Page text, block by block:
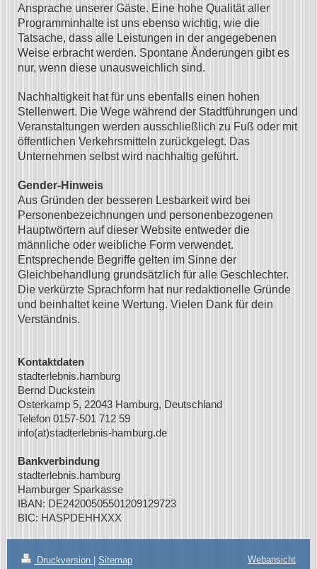
Ansprache unserer Gäste. Eine hohe Qualität aller
Programminhalte ist uns ebenso wichtig, wie die
Tatsache, dass alle Leistungen in der angegebenen
Weise erbracht werden. Spontane Änderungen gibt es
nur, wenn diese unausweichlich sind.
Nachhaltigkeit hat für uns ebenfalls einen hohen
Stellenwert. Die Wege während der Stadtführungen und
Veranstaltungen werden ausschließlich zu Fuß oder mit
öffentlichen Verkehrsmitteln zurückgelegt. Das
Unternehmen selbst wird nachhaltig geführt.
Gender-Hinweis
Aus Gründen der besseren Lesbarkeit wird bei
Personenbezeichnungen und personenbezogenen
Hauptwörtern auf dieser Website entweder die
männliche oder weibliche Form verwendet.
Entsprechende Begriffe gelten im Sinne der
Gleichbehandlung grundsätzlich für alle Geschlechter.
Die verkürzte Sprachform hat nur redaktionelle Gründe
und beinhaltet keine Wertung. Vielen Dank für dein
Verständnis.
Kontaktdaten
stadterlebnis.hamburg
Bernd Duckstein
Osterkamp 5, 22043 Hamburg, Deutschland
Telefon 0157-501 712 59
info(at)stadterlebnis-hamburg.de
Bankverbindung
stadterlebnis.hamburg
Hamburger Sparkasse
IBAN: DE24200505501209129723
BIC: HASPDEHHXXX
Druckversion
Sitemap
Webansicht